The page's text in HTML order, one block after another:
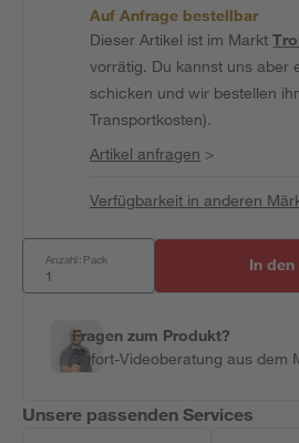
Auf Anfrage bestellbar
Dieser Artikel ist im Markt
vorrätig. Du kannst uns aber
schicken und wir bestellen
Transportkosten).
Artikel anfragen >
Verfügbarkeit in anderen
Anzahl: Pack In den
Fragen zum Produkt?
Sofort-Videoberatung aus dem
Unsere passenden Services